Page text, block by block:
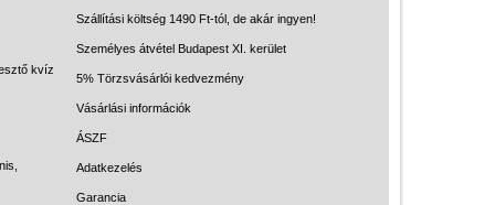
kvíz
Szállítási költség 1490 Ft-tól, de akár ingyen!
Személyes átvétel Budapest XI. kerület
5% Törzsvásárlói kedvezmény
Vásárlási információk
ÁSZF
Adatkezelés
Garancia
LOGICO
LÜK